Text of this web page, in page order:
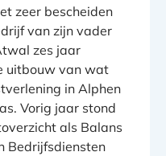
zeer bescheiden
van zijn vader
zes jaar
uitbouw van wat
in Alphen
Vorig jaar stond
als Balans
Bedrijfsdiensten